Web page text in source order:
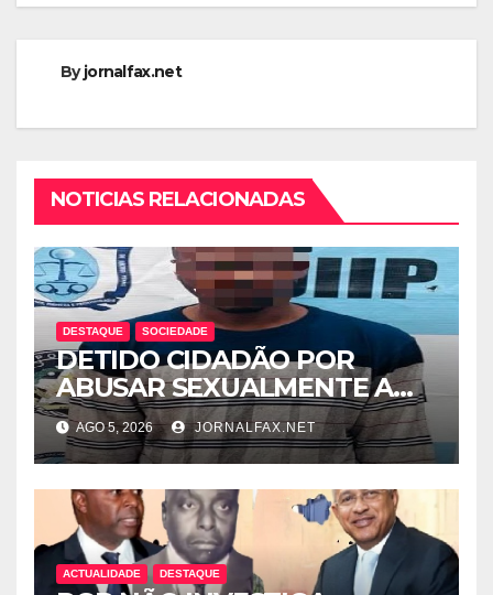
Byjornalfax.net
NOTICIAS RELACIONADAS
DESTAQUE SOCIEDADE
DETIDO CIDADÃO POR
ABUSAR SEXUALMENTE A
CUNHADA MENOR DE IDADE
AGO 5, 2026 JORNALFAX.NET
ACTUALIDADE DESTAQUE